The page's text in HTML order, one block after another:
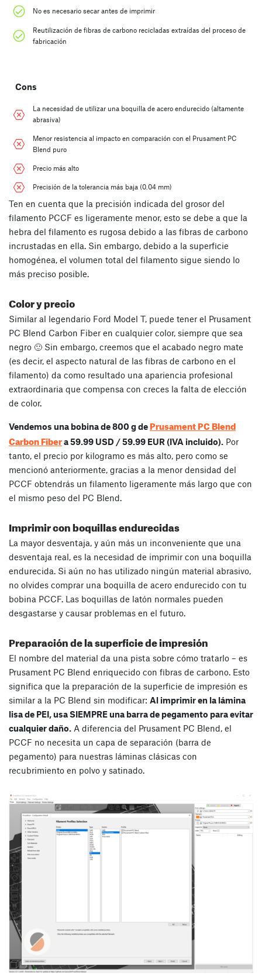
No es necesario secar antes de imprimir
Reutilización de fibras de carbono recicladas extraídas del proceso de
fabricación
Cons
La necesidad de utilizar una boquilla de acero endurecido (altamente
abrasiva)
Menor resistencia al impacto en comparación con el Prusament PC
Blend puro
Precio más alto
Precisión de la tolerancia más baja (0.04 mm)
Ten en cuenta que la precisión indicada del grosor del
filamento PCCF es ligeramente menor, esto se debe a que la
hebra del filamento es rugosa debido a las fibras de carbono
incrustadas en ella. Sin embargo, debido a la superficie
homogénea, el volumen total del filamento sigue siendo lo
más preciso posible.
Color y precio
Similar al legendario Ford Model T, puede tener el Prusament
PC Blend Carbon Fiber en cualquier color, siempre que sea
negro 🙂 Sin embargo, creemos que el acabado negro mate
(es decir, el aspecto natural de las fibras de carbono en el
filamento) da como resultado una apariencia profesional
extraordinaria que compensa con creces la falta de elección
de color.
Vendemos una bobina de 800 g dePrusament PC Blend
Carbon Fibera 59.99 USD / 59.99 EUR (IVA incluido). Por
tanto, el precio por kilogramo es más alto, pero como se
mencionó anteriormente, gracias a la menor densidad del
PCCF obtendrás un filamento ligeramente más largo que con
el mismo peso del PC Blend.
Imprimir con boquillas endurecidas
La mayor desventaja, y aún más un inconveniente que una
desventaja real, es la necesidad de imprimir con una boquilla
endurecida. Si aún no has utilizado ningún material abrasivo,
no olvides comprar una boquilla de acero endurecido con tu
bobina PCCF. Las boquillas de latón normales pueden
desgastarse y causar problemas en el futuro.
Preparación de la superficie de impresión
El nombre del material da una pista sobre cómo tratarlo – es
Prusament PC Blend enriquecido con fibras de carbono. Esto
significa que la preparación de la superficie de impresión es
similar a la PC Blend sin modificar: Al imprimir en la lámina
lisa de PEI, usa SIEMPRE una barra de pegamento para evitar
cualquier daño. A diferencia del Prusament PC Blend, el
PCCF no necesita un capa de separación (barra de
pegamento) para nuestras láminas clásicas con
recubrimiento en polvo y satinado.